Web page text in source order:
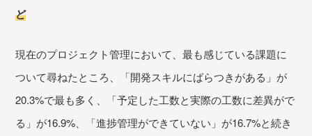
ど
現在のプロジェクト管理において、最も感じている課題に
ついて尋ねたところ、「開発スキルにばらつきがある」が
20.3%で最も多く、「予定した工数と実際の工数に差異がで
る」が16.9%、「進捗管理ができていない」が16.7%と続き